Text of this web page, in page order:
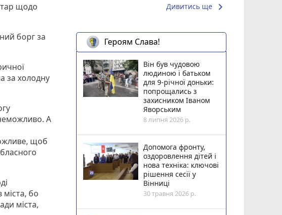
щодо
борг за
за холодну
А
щоб
бо
міста,
Дивитись ще keyboard_arrow_right
Героям Слава!
Він був чудовою
людиною і батьком
для 9-річної доньки:
попрощались з
захисником Іваном
Яворським
8 липня 2026 р.
Допомога фронту,
оздоровлення дітей і
нова техніка: ключові
рішення сесії у
Вінниці
30 травня 2026 р.